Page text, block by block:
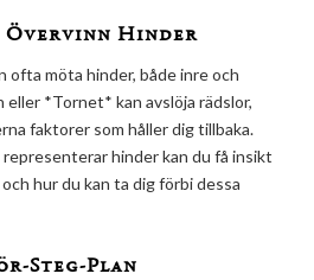
Hinder
ofta möta hinder, både inre och
*Tornet* kan avslöja rädslor,
faktorer som håller dig tillbaka.
hinder kan du få insikt
hur du kan ta dig förbi dessa
Steg-Plan